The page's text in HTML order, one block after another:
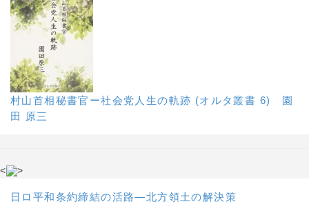
村山首相秘書官ー社会党人生の軌跡 (オルタ叢書 6) 園
田 原三
< >
日ロ平和条約締結の活路―北方領土の解決策